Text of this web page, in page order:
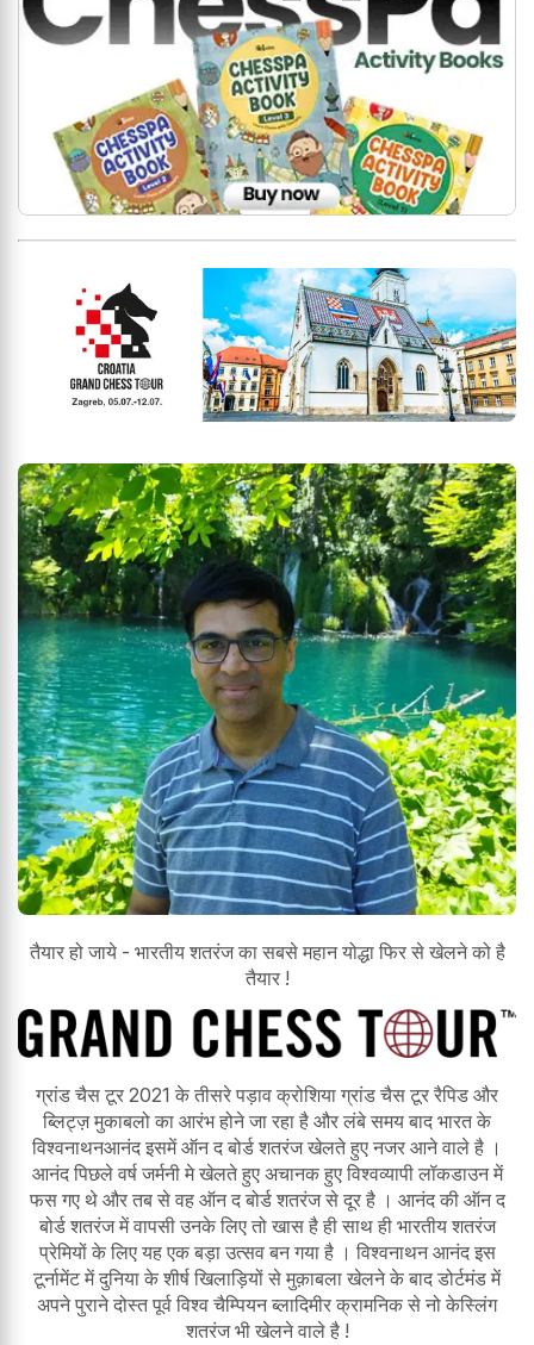
तैयार हो जाये - भारतीय शतरंज का सबसे महान योद्धा फिर से खेलने को है
तैयार !
ग्रांड चैस टूर 2021 के तीसरे पड़ाव क्रोशिया ग्रांड चैस टूर रैपिड और
ब्लिट्ज़ मुकाबलो का आरंभ होने जा रहा है और लंबे समय बाद भारत के
विश्वनाथनआनंद इसमें ऑन द बोर्ड शतरंज खेलते हुए नजर आने वाले है ।
आनंद पिछले वर्ष जर्मनी मे खेलते हुए अचानक हुए विश्वव्यापी लॉकडाउन में
फस गए थे और तब से वह ऑन द बोर्ड शतरंज से दूर है । आनंद की ऑन द
बोर्ड शतरंज में वापसी उनके लिए तो खास है ही साथ ही भारतीय शतरंज
प्रेमियों के लिए यह एक बड़ा उत्सव बन गया है । विश्वनाथन आनंद इस
टूर्नामेंट में दुनिया के शीर्ष खिलाड़ियों से मुक़ाबला खेलने के बाद डोर्टमंड में
अपने पुराने दोस्त पूर्व विश्व चैम्पियन ब्लादिमीर क्रामनिक से नो केस्लिंग
शतरंज भी खेलने वाले है !